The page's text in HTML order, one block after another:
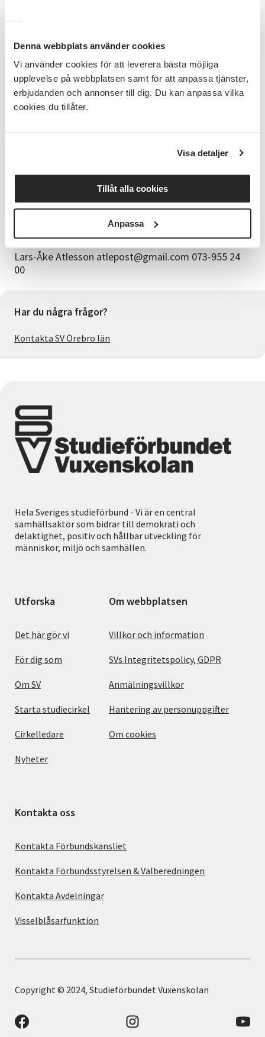
Denna webbplats använder cookies
Vi använder cookies för att leverera bästa möjliga
upplevelse på webbplatsen samt för att anpassa tjänster,
erbjudanden och annonser till dig. Du kan anpassa vilka
cookies du tillåter.
Visa detaljer
Tillåt alla cookies
Anpassa
van eller avancerad. Anmälan är öppen för alla, barn,
GRUPPUNDERVISNING ANPASSAD EFTER
NIVÅ:
- Ungdomar årskurs 4-6 - Ungdomar årskurs 7-9 -
Gymnasieungdom - Vuxna - Seniorer Max 4 personer /
distans, kursen blir då webbaserad! Är du intresserad
START VECKA 36
Måndagar, tisdagar, onsdagar eller torsdagar, du
kommer överens med ledaren!
KONTAKT
Lars-Åke Atlesson atlepost@gmail.com 073-955 24
00
Har du några frågor?
Kontakta SV Örebro län
Hela Sveriges studieförbund - Vi är en central
samhällsaktör som bidrar till demokrati och
delaktighet, positiv och hållbar utveckling för
människor, miljö och samhällen.
Utforska
Det här gör vi
För dig som
Om SV
Starta studiecirkel
Cirkelledare
Nyheter
Om webbplatsen
Villkor och information
SVs Integritetspolicy, GDPR
Anmälningsvillkor
Hantering av personuppgifter
Om cookies
Kontakta oss
Kontakta Förbundskansliet
Kontakta Förbundsstyrelsen & Valberedningen
Kontakta Avdelningar
Visselblåsarfunktion
Copyright © 2024, Studieförbundet Vuxenskolan